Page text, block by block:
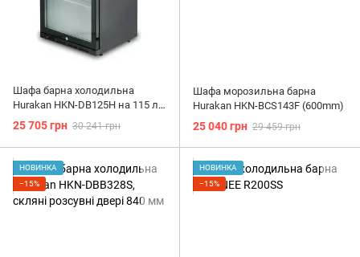
Шафа барна холодильна
Hurakan HKN-DB125H на 115 л,
скляні розпашні двері 865 мм
25 705 грн 30 241 грн
Шафа морозильна барна
Hurakan HKN-BCS143F (600mm)
25 040 грн 29 459 грн
НОВИНКА
−15%
НОВИНКА
−15%